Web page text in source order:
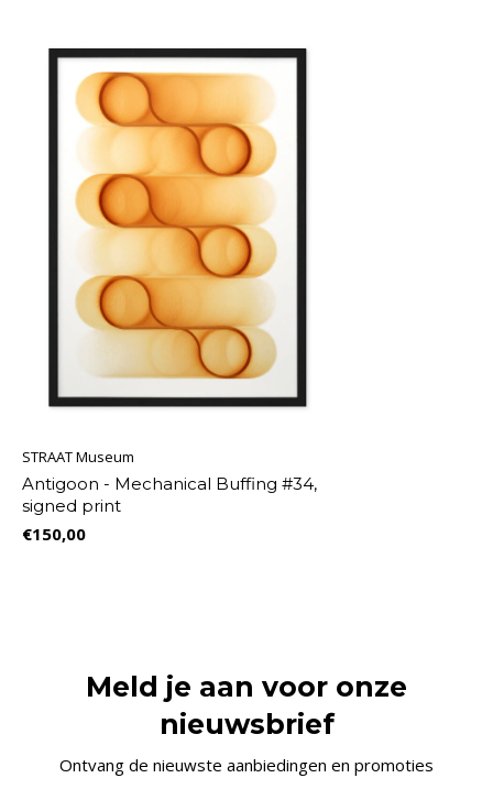
STRAAT Museum
Antigoon - Mechanical Buffing #34,
signed print
€150,00
Meld je aan voor onze
nieuwsbrief
Ontvang de nieuwste aanbiedingen en promoties